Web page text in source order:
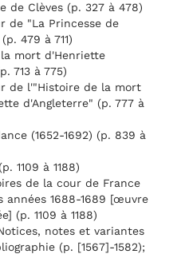
de Clèves (p. 327 à 478)
de "La Princesse de
479 à 711)
mort d'Henriette
713 à 775)
de l'"Histoire de la mort
d'Angleterre" (p. 777 à
(1652-1692) (p. 839 à
1109 à 1188)
de la cour de France
années 1688-1689 [œuvre
(p. 1109 à 1188)
notes et variantes
(p. [1567]-1582);